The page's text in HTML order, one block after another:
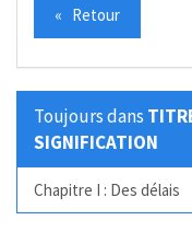
« Retour
Toujours dans
SIGNIFICATION
Chapitre I : Des délais